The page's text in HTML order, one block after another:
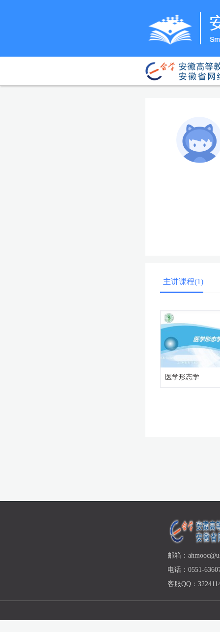
主讲课程(1)
医学形态学
邮箱：
电话：0551-
客服QQ：